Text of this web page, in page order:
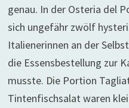
genau. In der Osteria del
sich ungefähr zwölf
Italienerinnen an der
die Essensbestellung zur
musste. Die Portion
Tintenfischsalat waren